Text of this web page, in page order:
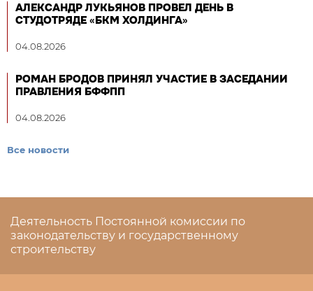
АЛЕКСАНДР ЛУКЬЯНОВ ПРОВЕЛ ДЕНЬ В
СТУДОТРЯДЕ «БКМ ХОЛДИНГА»
04.08.2026
РОМАН БРОДОВ ПРИНЯЛ УЧАСТИЕ В ЗАСЕДАНИИ
ПРАВЛЕНИЯ БФФПП
04.08.2026
Все новости
Деятельность Постоянной комиссии по
законодательству и государственному
строительству